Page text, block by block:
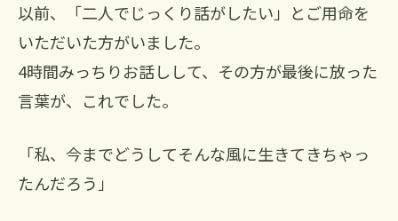
以前、「二人でじっくり話がしたい」とご用命を
いただいた方がいました。
4時間みっちりお話しして、その方が最後に放った
言葉が、これでした。
「私、今までどうしてそんな風に生きてきちゃっ
たんだろう」